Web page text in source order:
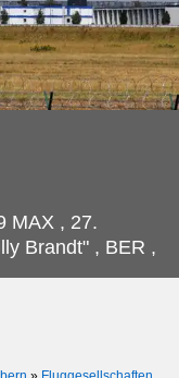
MAX , 27.
Brandt" , BER ,